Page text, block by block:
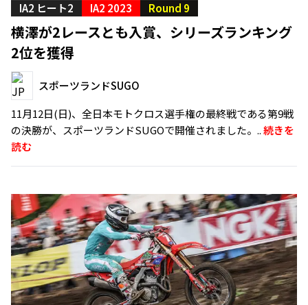
IA2 ヒート2
IA2 2023 Round 9
横澤が2レースとも入賞、シリーズランキング
2位を獲得
スポーツランドSUGO
11月12日(日)、全日本モトクロス選手権の最終戦である第9戦
の決勝が、スポーツランドSUGOで開催されました。..続きを
読む